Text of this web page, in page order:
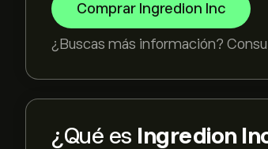
Comprar Ingredion Inc
¿Buscas más información?
¿Qué es Ingredion